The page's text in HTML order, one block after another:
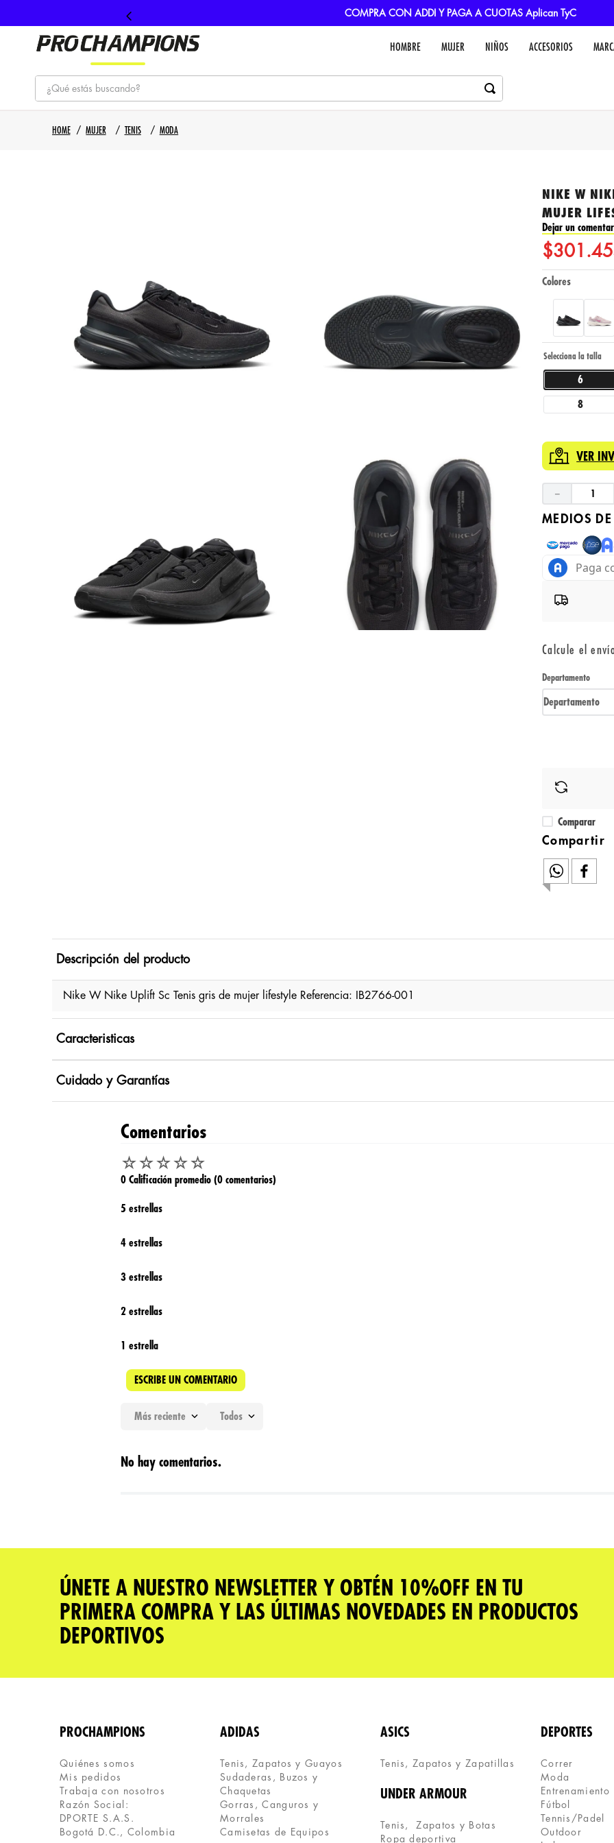
COMPRA CON ADDI Y PAGA A CUOTAS Aplican TyC
HOMBRE MUJER NIÑOS ACCESORIOS
¿Qué estás buscando?
1. tenis
MUJER TENIS MODA
NIKE W
MUJER
Dejar un
$301 .
Colores
6
8
VER
－
MEDIOS
Calcule el
Departamento
Departamento
Comparar
Descripción del producto
Nike W Nike Uplift Sc Tenis gris de mujer lifestyle Referencia: IB2766-001
Caracteristicas
Cuidado y Garantías
Comentarios
☆☆☆☆☆
0 Calificación promedio (0 comentarios)
5 estrellas
4 estrellas
3 estrellas
2 estrellas
1 estrella
ESCRIBE UN COMENTARIO
★★★★★
Dirección de email
ENVIAR COMENTARIO
Más reciente Todos
No hay comentarios.
ÚNETE A NUESTRO NEWSLETTER Y OBTÉN 10%OFF EN TU
PRIMERA COMPRA Y LAS ÚLTIMAS NOVEDADES EN PRODUCTOS
DEPORTIVOS
PROCHAMPIONS
Quiénes somos
Mis pedidos
Trabaja con nosotros
Razón Social:
DPORTE S.A.S.
Bogotá D.C., Colombia
ADIDAS
Tenis, Zapatos y Guayos
Sudaderas, Buzos y
Chaquetas
Gorras, Canguros y
Morrales
Camisetas de Equipos
ASICS
Tenis, Zapatos y Zapatillas
UNDER ARMOUR
Tenis,  Zapatos y Botas
Ropa deportiva
DEPORTES
Correr
Moda
Entrenamiento
Fútbol
Tennis/Padel
Outdoor